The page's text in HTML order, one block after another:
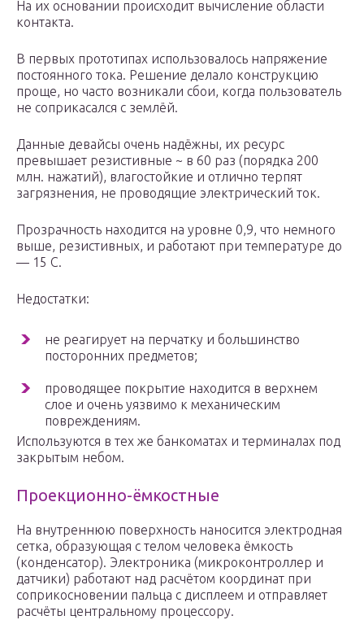
На их основании происходит вычисление области
контакта.
В первых прототипах использовалось напряжение
постоянного тока. Решение делало конструкцию
проще, но часто возникали сбои, когда пользователь
не соприкасался с землёй.
Данные девайсы очень надёжны, их ресурс
превышает резистивные ~ в 60 раз (порядка 200
млн. нажатий), влагостойкие и отлично терпят
загрязнения, не проводящие электрический ток.
Прозрачность находится на уровне 0,9, что немного
выше, резистивных, и работают при температуре до
— 15 С.
Недостатки:
не реагирует на перчатку и большинство
посторонних предметов;
проводящее покрытие находится в верхнем
слое и очень уязвимо к механическим
повреждениям.
Используются в тех же банкоматах и терминалах под
закрытым небом.
Проекционно-ёмкостные
На внутреннюю поверхность наносится электродная
сетка, образующая с телом человека ёмкость
(конденсатор). Электроника (микроконтроллер и
датчики) работают над расчётом координат при
соприкосновении пальца с дисплеем и отправляет
расчёты центральному процессору.